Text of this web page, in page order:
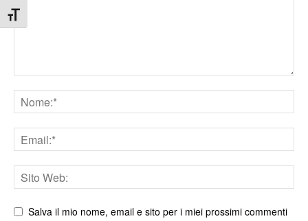
Attiva/disattiva dimensione testo
Nome
Email
Sito
web
Salva il mio nome, email e sito per i miei prossimi commenti